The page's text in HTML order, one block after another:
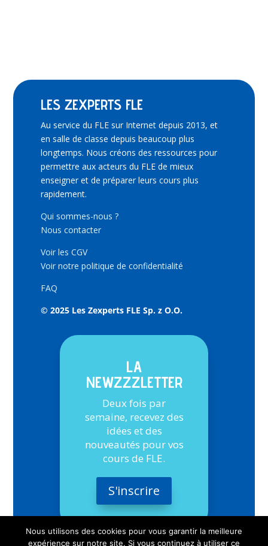
LES ZEXPERTS FLE
Au service du FLE sur Internet depuis 2013, et
en salle de classe depuis beaucoup plus
longtemps. Nous créons des ressources pour
permettre aux acteurs du FLE de mieux
enseigner et de préparer leurs cours plus
rapidement.
Qui sommes-nous ?
Nous contacter
Voir les CGV
Voir notre politique de confidentialité
FAQ
© 2025 Les Zexperts FLE Sp. z O.O.
LA
NEWZZZLETTER
Deux fois par
semaine, recevez des
idées et des
nouveautés pour vos
cours de FLE.
S'inscrire
Nous utilisons des cookies pour vous garantir la meilleure
expérience sur notre site. Si vous continuez à utiliser ce